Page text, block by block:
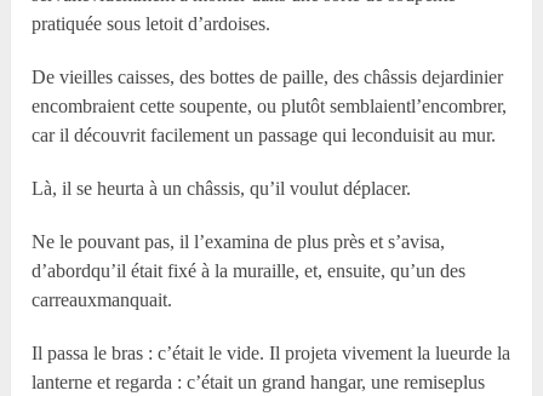
pratiquée sous letoit d’ardoises.
De vieilles caisses, des bottes de paille, des châssis dejardinier
encombraient cette soupente, ou plutôt semblaientl’encombrer,
car il découvrit facilement un passage qui leconduisit au mur.
Là, il se heurta à un châssis, qu’il voulut déplacer.
Ne le pouvant pas, il l’examina de plus près et s’avisa,
d’abordqu’il était fixé à la muraille, et, ensuite, qu’un des
carreauxmanquait.
Il passa le bras : c’était le vide. Il projeta vivement la lueurde la
lanterne et regarda : c’était un grand hangar, une remiseplus